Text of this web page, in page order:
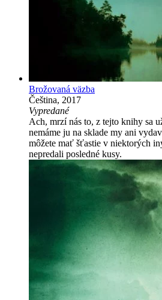
Brožovaná väzba
Čeština, 2017
Vypredané
Ach, mrzí nás to, z tejto knihy sa
nemáme ju na sklade my ani
môžete mať šťastie v niektorých
nepredali posledné kusy.